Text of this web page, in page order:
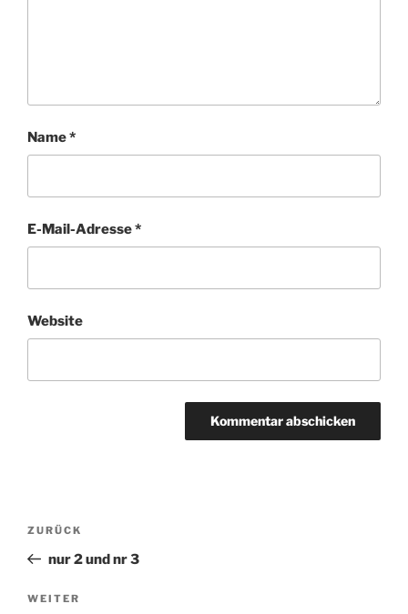
Name*
E-Mail-Adresse*
Website
Beitragsnavigation
Vorheriger
Beitrag
ZURÜCK
nur 2 und nr 3
Nächster
WEITER